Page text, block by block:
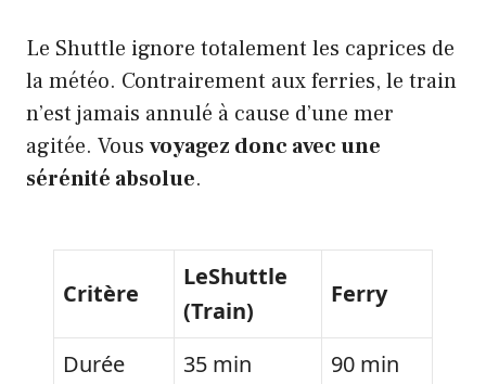
Le Shuttle ignore totalement les caprices de
la météo. Contrairement aux ferries, le train
n’est jamais annulé à cause d’une mer
agitée. Vous voyagez donc avec une
sérénité absolue.
Critère
LeShuttle
(Train)
Ferry
Durée 35 min
90 min